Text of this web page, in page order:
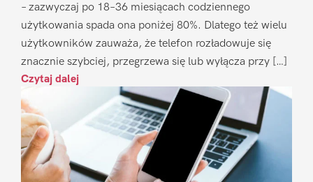
– zazwyczaj po 18–36 miesiącach codziennego
użytkowania spada ona poniżej 80%. Dlatego też wielu
użytkowników zauważa, że telefon rozładowuje się
znacznie szybciej, przegrzewa się lub wyłącza przy […]
Czytaj dalej